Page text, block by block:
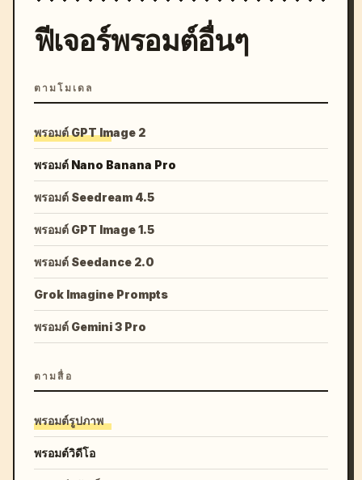
ฟีเจอร์พรอมต์อื่นๆ
ตามโมเดล
พรอมต์ GPT Image 2
พรอมต์ Nano Banana Pro
พรอมต์ Seedream 4.5
พรอมต์ GPT Image 1.5
พรอมต์ Seedance 2.0
Grok Imagine Prompts
พรอมต์ Gemini 3 Pro
ตามสื่อ
พรอมต์รูปภาพ
พรอมต์วิดีโอ